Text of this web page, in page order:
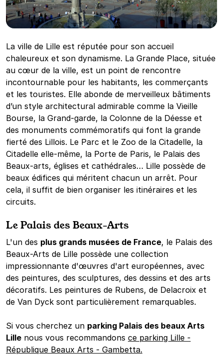
La ville de Lille est réputée pour son accueil
chaleureux et son dynamisme. La Grande Place, située
au cœur de la ville, est un point de rencontre
incontournable pour les habitants, les commerçants
et les touristes. Elle abonde de merveilleux bâtiments
d’un style architectural admirable comme la Vieille
Bourse, la Grand-garde, la Colonne de la Déesse et
des monuments commémoratifs qui font la grande
fierté des Lillois. Le Parc et le Zoo de la Citadelle, la
Citadelle elle-même, la Porte de Paris, le Palais des
Beaux-arts, églises et cathédrales… Lille possède de
beaux édifices qui méritent chacun un arrêt. Pour
cela, il suffit de bien organiser les itinéraires et les
circuits.
Le Palais des Beaux-Arts
L'un des plus grands musées de France, le Palais des
Beaux-Arts de Lille possède une collection
impressionnante d'œuvres d'art européennes, avec
des peintures, des sculptures, des dessins et des arts
décoratifs. Les peintures de Rubens, de Delacroix et
de Van Dyck sont particulièrement remarquables.
Si vous cherchez un parking Palais des beaux Arts
Lille nous vous recommandons ce parking Lille -
République Beaux Arts - Gambetta.